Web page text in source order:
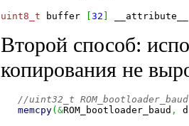
uint8_t buffer 32
Второй способ:
копирования не
//uint32_t
memcpy( &ROM_bootloader_baud ,